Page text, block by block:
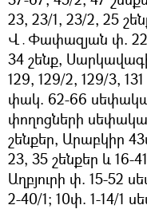
23, 23/1, 23/2, 25
Վ․Փափազյան փ. 22,
34 շենք,
129, 129/2, 129/3,
փակ. 62-66
փողոցների
շենքեր, Արաբկիր
23, 35 շենքեր և
Աղբյուրի փ. 15-52
2-40/1; 10փ. 1-14/1